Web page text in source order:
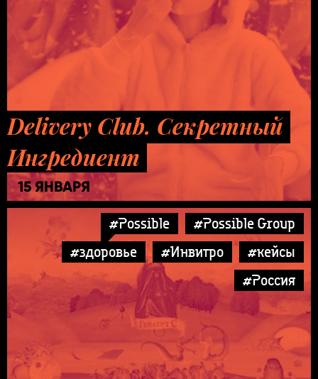
Delivery Club. Секретный
Ингредиент
15 ЯНВАРЯ
#Possible
#Possible Group
#здоровье
#Инвитро
#кейсы
#Россия